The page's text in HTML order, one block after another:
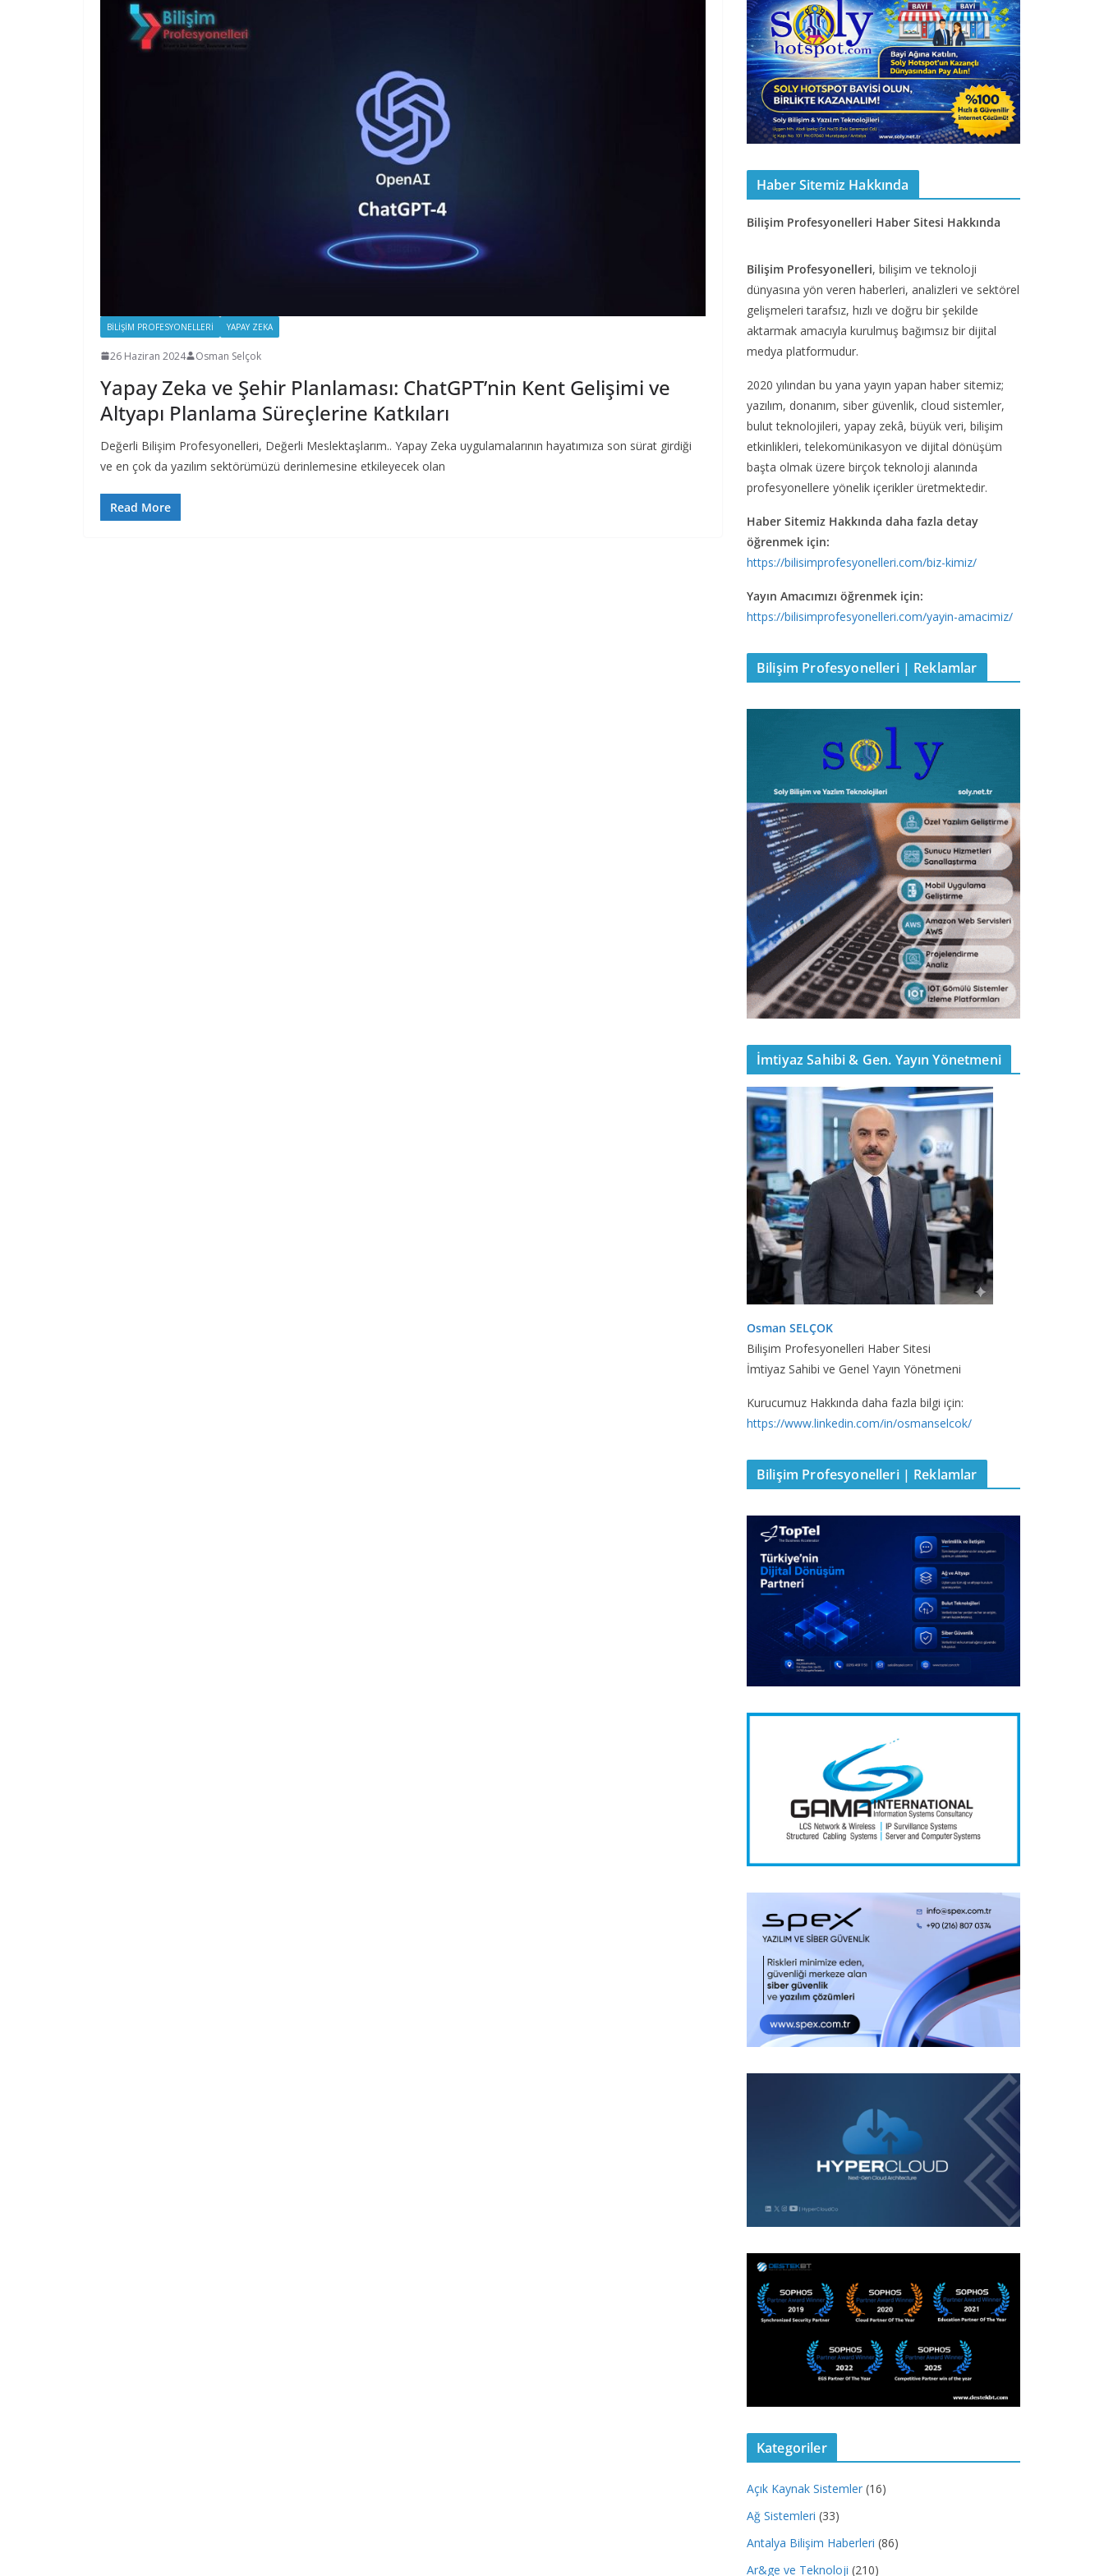
BILIŞIM PROFESYONELLERI YAPAY ZEKA
26 Haziran 2024 Osman Selçok
Yapay Zeka ve Şehir Planlaması: ChatGPT’nin Kent Gelişimi ve
Altyapı Planlama Süreçlerine Katkıları
Değerli Bilişim Profesyonelleri, Değerli Meslektaşlarım.. Yapay Zeka uygulamalarının hayatımıza son sürat girdiği
ve en çok da yazılım sektörümüzü derinlemesine etkileyecek olan
Read More
Haber Sitemiz Hakkında
Bilişim Profesyonelleri Haber Sitesi Hakkında
Bilişim Profesyonelleri, bilişim ve teknoloji
dünyasına yön veren haberleri, analizleri ve sektörel
gelişmeleri tarafsız, hızlı ve doğru bir şekilde
aktarmak amacıyla kurulmuş bağımsız bir dijital
medya platformudur.
2020 yılından bu yana yayın yapan haber sitemiz;
yazılım, donanım, siber güvenlik, cloud sistemler,
bulut teknolojileri, yapay zekâ, büyük veri, bilişim
etkinlikleri, telekomünikasyon ve dijital dönüşüm
başta olmak üzere birçok teknoloji alanında
profesyonellere yönelik içerikler üretmektedir.
Haber Sitemiz Hakkında daha fazla detay
öğrenmek için:
https://bilisimprofesyonelleri.com/biz-kimiz/
Yayın Amacımızı öğrenmek için:
https://bilisimprofesyonelleri.com/yayin-amacimiz/
Bilişim Profesyonelleri | Reklamlar
İmtiyaz Sahibi & Gen. Yayın Yönetmeni
Osman SELÇOK
Bilişim Profesyonelleri Haber Sitesi
İmtiyaz Sahibi ve Genel Yayın Yönetmeni
Kurucumuz Hakkında daha fazla bilgi için:
https://www.linkedin.com/in/osmanselcok/
Bilişim Profesyonelleri | Reklamlar
Kategoriler
Açık Kaynak Sistemler (16)
Ağ Sistemleri (33)
Antalya Bilişim Haberleri (86)
Ar&ge ve Teknoloji (210)